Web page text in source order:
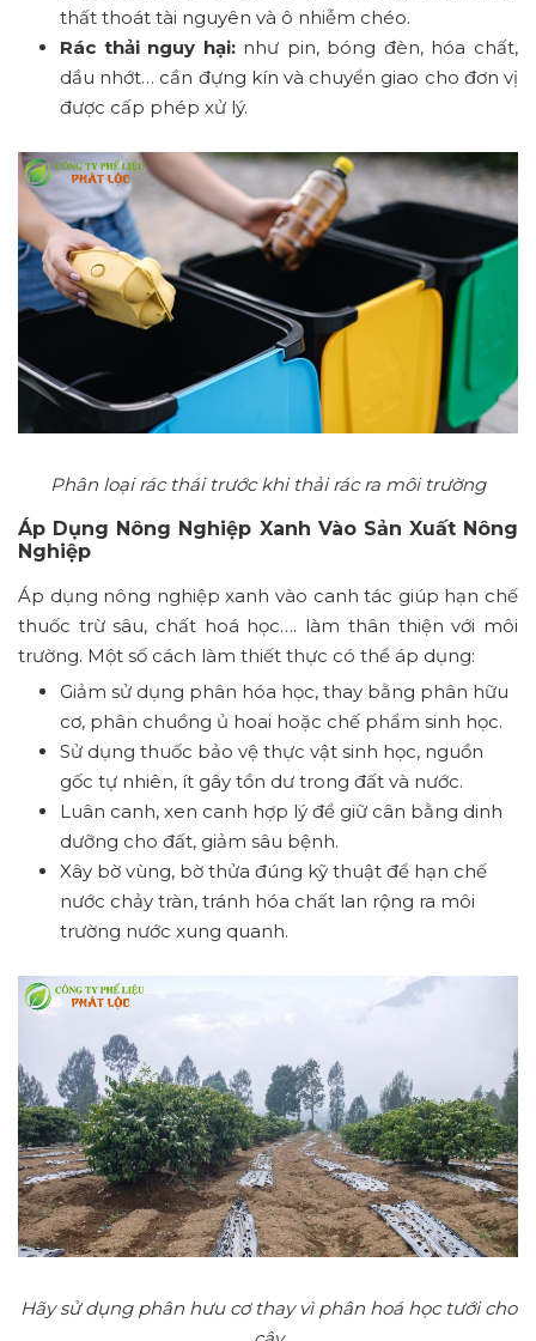
thất thoát tài nguyên và ô nhiễm chéo.
Rác thải nguy hại:như pin, bóng đèn, hóa chất,
dầu nhớt… cần đựng kín và chuyển giao cho đơn vị
được cấp phép xử lý.
Phân loại rác thái trước khi thải rác ra môi trường
Áp Dụng Nông Nghiệp Xanh Vào Sản Xuất Nông
Nghiệp
Áp dụng nông nghiệp xanh vào canh tác giúp hạn chế
thuốc trừ sâu, chất hoá học…. làm thân thiện với môi
trường. Một số cách làm thiết thực có thể áp dụng:
Giảm sử dụng phân hóa học, thay bằng phân hữu
cơ, phân chuồng ủ hoai hoặc chế phẩm sinh học.
Sử dụng thuốc bảo vệ thực vật sinh học, nguồn
gốc tự nhiên, ít gây tồn dư trong đất và nước.
Luân canh, xen canh hợp lý để giữ cân bằng dinh
dưỡng cho đất, giảm sâu bệnh.
Xây bờ vùng, bờ thửa đúng kỹ thuật để hạn chế
nước chảy tràn, tránh hóa chất lan rộng ra môi
trường nước xung quanh.
Hãy sử dụng phân hưu cơ thay vì phân hoá học tưới cho